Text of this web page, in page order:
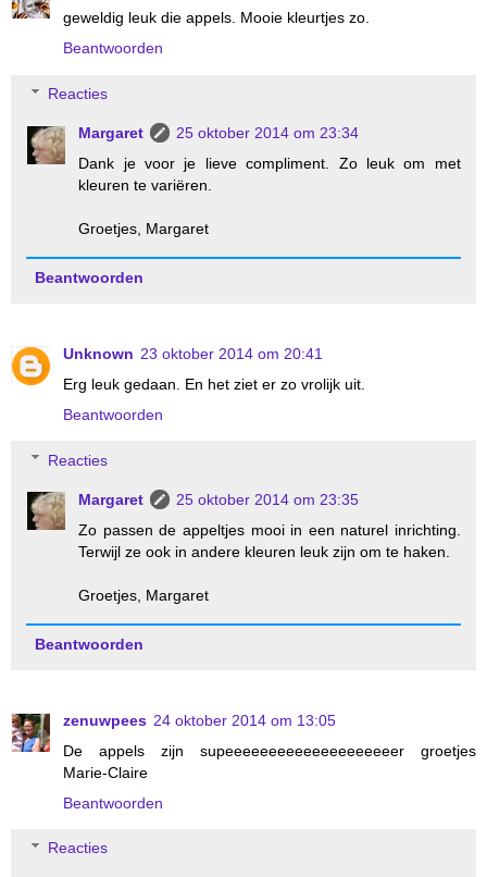
geweldig leuk die appels. Mooie kleurtjes zo.
Beantwoorden
Reacties
Margaret
25 oktober 2014 om 23:34
Dank je voor je lieve compliment. Zo leuk om met
kleuren te variëren.
Groetjes, Margaret
Beantwoorden
Unknown 23 oktober 2014 om 20:41
Erg leuk gedaan. En het ziet er zo vrolijk uit.
Beantwoorden
Reacties
Margaret
25 oktober 2014 om 23:35
Zo passen de appeltjes mooi in een naturel inrichting.
Terwijl ze ook in andere kleuren leuk zijn om te haken.
Groetjes, Margaret
Beantwoorden
zenuwpees 24 oktober 2014 om 13:05
De appels zijn supeeeeeeeeeeeeeeeeeeeer groetjes
Marie-Claire
Beantwoorden
Reacties